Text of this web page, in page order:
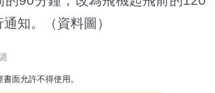
知。（資料圖）
面允許不得使用。